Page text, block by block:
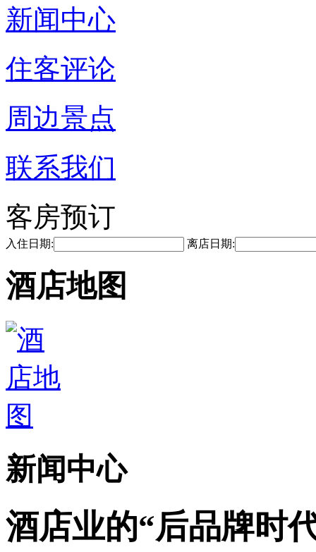
新闻中心
住客评论
周边景点
联系我们
客房预订
入住日期: 离店日期:
酒店地图
新闻中心
酒店业的“后品牌时